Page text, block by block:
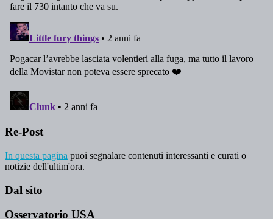
Re-Post
In questa pagina puoi segnalare contenuti interessanti e curati o
notizie dell'ultim'ora.
Dal sito
Osservatorio USA